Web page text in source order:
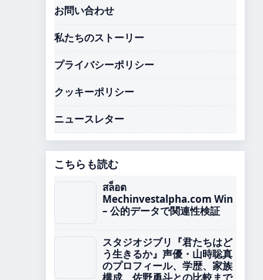
お問い合わせ
私たちのストーリー
プライバシーポリシー
クッキーポリシー
ニュースレター
こちらも読む
สล็อต
Mechinvestalpha.com Win
– 公的データで関連性検証
スタジオジブリ『君たちはど
う生きるか』声優・山時聡真
のプロフィール、学歴、家族